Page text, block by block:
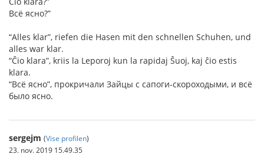
Всё ясно?”
“Alles klar”, riefen die Hasen mit den schnellen Schuhen, und
alles war klar.
“Ĉio klara”, kriis la Leporoj kun la rapidaj Ŝuoj, kaj ĉio estis
klara.
“Всё ясно”, прокричали Зайцы с сапоги-скороходыми, и всё
было ясно.
sergejm (Vise profilen)
23. nov. 2019 15.49.35